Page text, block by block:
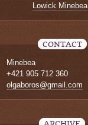
Lowick Minebea
CONTACT
Minebea
+421 905 712 360
olgaboros@gmail.com